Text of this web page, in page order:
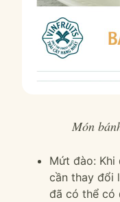
Món
Mứt đào:
cần thay đổi
đã có thể có